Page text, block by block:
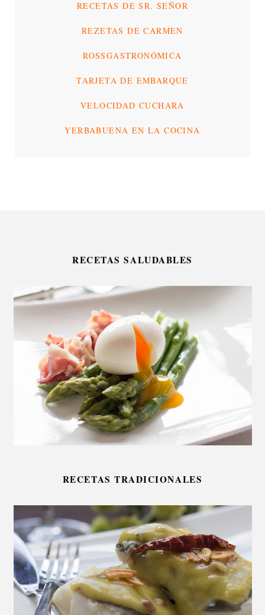
RECETAS DE SR. SEÑOR
REZETAS DE CARMEN
ROSSGASTRONÓMICA
TARJETA DE EMBARQUE
VELOCIDAD CUCHARA
YERBABUENA EN LA COCINA
RECETAS SALUDABLES
RECETAS TRADICIONALES